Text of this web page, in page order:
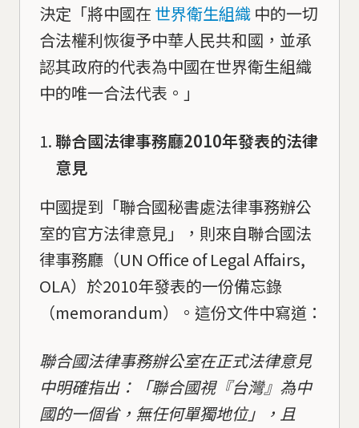
決定「將中國在 世界衛生組織 中的一切
合法權利恢復予中華人民共和國，並承
認其政府的代表為中國在世界衛生組織
中的唯一合法代表。」
聯合國法律事務廳2010年發表的法律
意見
中國提到「聯合國秘書處法律事務辦公
室的官方法律意見」，則來自聯合國法
律事務廳（UN Office of Legal Affairs,
OLA）於2010年發表的一份備忘錄
（memorandum）。這份文件中寫道：
聯合國法律事務辦公室在正式法律意見
中明確指出：「聯合國視『台灣』為中
國的一個省，無任何單獨地位」，且